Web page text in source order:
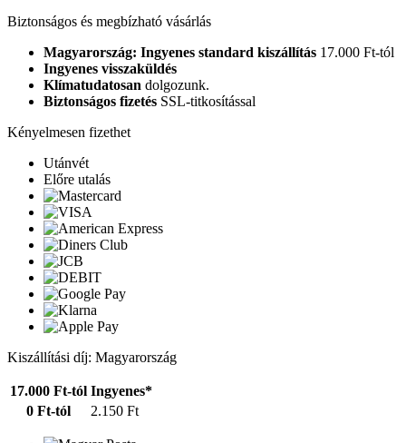
Biztonságos és megbízható vásárlás
Magyarország: Ingyenes standard kiszállítás 17.000 Ft-tól
Ingyenes visszaküldés
Klímatudatosan dolgozunk.
Biztonságos fizetés SSL-titkosítással
Kényelmesen fizethet
Utánvét
Előre utalás
Kiszállítási díj: Magyarország
17.000 Ft-tól Ingyenes*
0 Ft-tól
2.150 Ft